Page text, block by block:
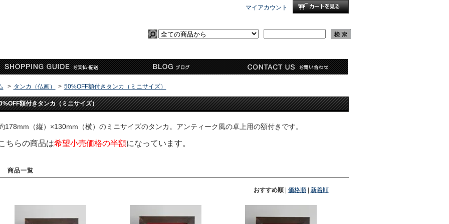
マイアカウント
> タンカ（仏画） > 50%OFF額付きタンカ（ミニサイズ）
額付きタンカ（ミニサイズ）
178mm（縦）×130mm（横）のミニサイズのタンカ。アンティーク風の卓上用の額付きです。
ちらの商品は希望小売価格の半額になっています。
商品一覧
おすすめ順| 価格順| 新着順